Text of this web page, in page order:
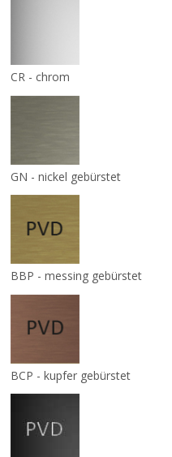
CR - chrom
GN - nickel gebürstet
BBP - messing gebürstet
BCP - kupfer gebürstet